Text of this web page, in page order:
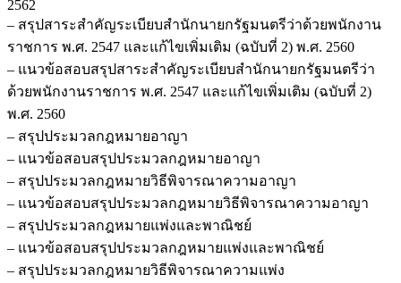
2562
– สรุปสาระสำคัญระเบียบสำนักนายกรัฐมนตรีว่าด้วยพนักงาน
ราชการ พ.ศ. 2547 และแก้ไขเพิ่มเติม (ฉบับที่ 2) พ.ศ. 2560
– แนวข้อสอบสรุปสาระสำคัญระเบียบสำนักนายกรัฐมนตรีว่า
ด้วยพนักงานราชการ พ.ศ. 2547 และแก้ไขเพิ่มเติม (ฉบับที่ 2)
พ.ศ. 2560
– สรุปประมวลกฎหมายอาญา
– แนวข้อสอบสรุปประมวลกฎหมายอาญา
– สรุปประมวลกฎหมายวิธีพิจารณาความอาญา
– แนวข้อสอบสรุปประมวลกฎหมายวิธีพิจารณาความอาญา
– สรุปประมวลกฎหมายแพ่งและพาณิชย์
– แนวข้อสอบสรุปประมวลกฎหมายแพ่งและพาณิชย์
– สรุปประมวลกฎหมายวิธีพิจารณาความแพ่ง